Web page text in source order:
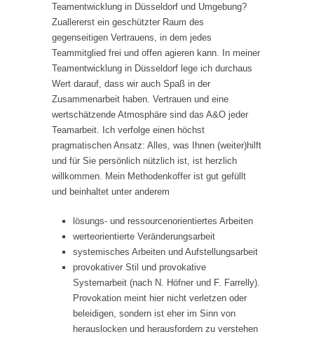
Teamentwicklung in Düsseldorf und Umgebung?
Zuallererst ein geschützter Raum des
gegenseitigen Vertrauens, in dem jedes
Teammitglied frei und offen agieren kann. In meiner
Teamentwicklung in Düsseldorf lege ich durchaus
Wert darauf, dass wir auch Spaß in der
Zusammenarbeit haben. Vertrauen und eine
wertschätzende Atmosphäre sind das A&O jeder
Teamarbeit. Ich verfolge einen höchst
pragmatischen Ansatz: Alles, was Ihnen (weiter)hilft
und für Sie persönlich nützlich ist, ist herzlich
willkommen. Mein Methodenkoffer ist gut gefüllt
und beinhaltet unter anderem
lösungs- und ressourcenorientiertes Arbeiten
werteorientierte Veränderungsarbeit
systemisches Arbeiten und Aufstellungsarbeit
provokativer Stil und provokative
Systemarbeit (nach N. Höfner und F. Farrelly).
Provokation meint hier nicht verletzen oder
beleidigen, sondern ist eher im Sinn von
herauslocken und herausfordern zu verstehen